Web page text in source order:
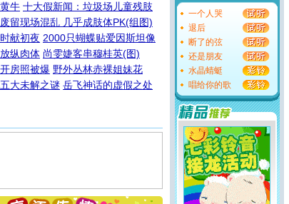
牛 十大假新闻：垃圾场儿童残肢
留现场混乱 几乎成肢体PK(组图)
献初夜 2000只蝴蝶贴爱因斯坦像
纵肉体 尚雯婕客串穆桂英(图)
房照被爆 野外丛林赤裸姐妹花
大未解之谜 岳飞神话的虚假之处
知足！千万不要忘记我！
一个人哭
退后
断了的弦
还是朋友
水晶蜻蜓
唱给你的歌